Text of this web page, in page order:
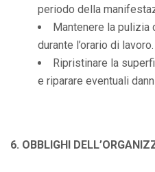
periodo della
Mantenere la pulizia
durante l’orario di lavoro.
Ripristinare la
e riparare eventuali
6. OBBLIGHI